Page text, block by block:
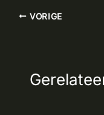
VORIGE